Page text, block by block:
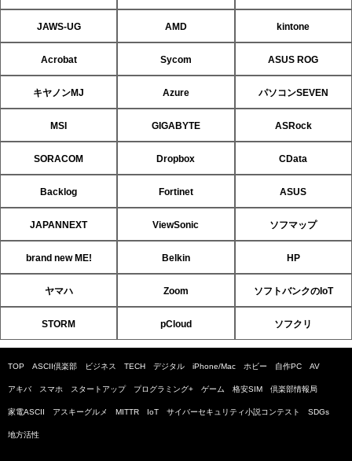
JAWS-UG AMD kintone
Acrobat Sycom ASUS ROG
キヤノンMJ Azure パソコンSEVEN
MSI GIGABYTE ASRock
SORACOM Dropbox CData
Backlog Fortinet ASUS
JAPANNEXT ViewSonic ソフマップ
brand new ME! Belkin HP
ヤマハ Zoom ソフトバンクのIoT
STORM pCloud ソフクリ
TOP ASCII倶楽部 ビジネス TECH デジタル iPhone/Mac ホビー 自作PC AV
アキバ スマホ スタートアップ プログラミング+ ゲーム 格安SIM 倶楽部情報局
家電ASCII アスキーグルメ MITTR IoT サイバーセキュリティ小説コンテスト SDGs
地方活性